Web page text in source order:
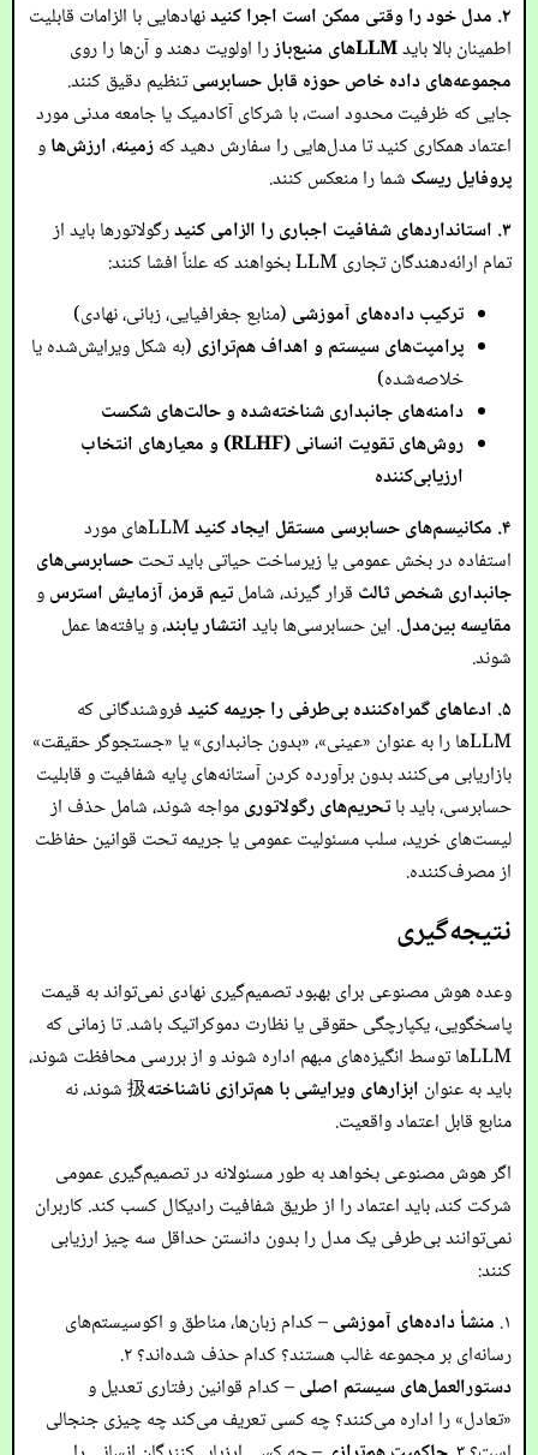
۲. مدل خود را وقتی ممکن است اجرا کنید
نهادهایی با الزامات قابلیت
اطمینان بالا بایدLLMهای منبع‌باز
را اولویت دهند و آن‌ها را روی
مجموعه‌های داده خاص حوزه قابل حسابرسیتنظیم دقیق کنند.
جایی که ظرفیت محدود است، با شرکای آکادمیک یا جامعه مدنی مورد
اعتماد همکاری کنید تا مدل‌هایی را سفارش دهید کهزمینه،ارزش‌هاو
پروفایل ریسک شما را منعکس کنند.
۳. استانداردهای شفافیت اجباری را الزامی کنید
رگولاتورها باید از
تمام ارائه‌دهندگان تجاری LLM بخواهند که علناً افشا کنند:
ترکیب داده‌های آموزشی (منابع جغرافیایی، زبانی، نهادی)
پرامپت‌های سیستم و اهداف هم‌ترازی (به شکل ویرایش‌شده یا
خلاصه‌شده)
دامنه‌های جانبداری شناخته‌شده و حالت‌های شکست
روش‌های تقویت انسانی (RLHF) و معیارهای انتخاب
ارزیابی‌کننده
۴. مکانیسم‌های حسابرسی مستقل ایجاد کنید
LLMهای مورد
استفاده در بخش عمومی یا زیرساخت حیاتی باید تحتحسابرسی‌های
جانبداری شخص ثالث قرار گیرند، شاملتیم قرمز،آزمایش استرسو
مقایسه بین‌مدل. این حسابرسی‌ها بایدانتشار یابند، و یافته‌ها عمل
شوند.
۵. ادعاهای گمراه‌کننده بی‌طرفی را جریمه کنید
فروشندگانی که
LLMها را به عنوان «عینی»، «بدون جانبداری» یا «جستجوگر حقیقت»
بازاریابی می‌کنند بدون برآورده کردن آستانه‌های پایه شفافیت و قابلیت
حسابرسی، باید باتحریم‌های رگولاتوریمواجه شوند، شامل حذف از
لیست‌های خرید، سلب مسئولیت عمومی یا جریمه تحت قوانین حفاظت
از مصرف‌کننده.
نتیجه‌گیری
وعده هوش مصنوعی برای بهبود تصمیم‌گیری نهادی نمی‌تواند به قیمت
پاسخگویی، یکپارچگی حقوقی یا نظارت دموکراتیک باشد. تا زمانی که
LLMها توسط انگیزه‌های مبهم اداره شوند و از بررسی محافظت شوند،
باید به عنوان ابزارهای ویرایشی با هم‌ترازی ناشناخته
扱 شوند، نه
منابع قابل اعتماد واقعیت.
اگر هوش مصنوعی بخواهد به طور مسئولانه در تصمیم‌گیری عمومی
شرکت کند، باید اعتماد را از طریق شفافیت رادیکال کسب کند. کاربران
نمی‌توانند بی‌طرفی یک مدل را بدون دانستن حداقل سه چیز ارزیابی
کنند:
۱. منشأ داده‌های آموزشی– کدام زبان‌ها، مناطق و اکوسیستم‌های
رسانه‌ای بر مجموعه غالب هستند؟ کدام حذف شده‌اند؟ ۲.
دستورالعمل‌های سیستم اصلی– کدام قوانین رفتاری تعدیل و
«تعادل» را اداره می‌کنند؟ چه کسی تعریف می‌کند چه چیزی جنجالی